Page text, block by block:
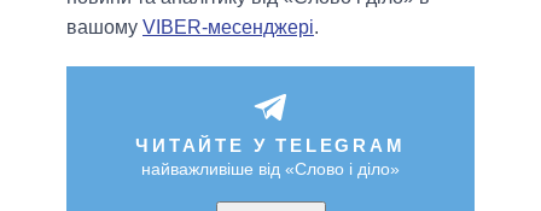
вашому VIBER-месенджері.
ЧИТАЙТЕ У TELEGRAM
найважливіше від «Слово і діло»